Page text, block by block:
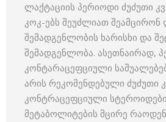
ლაქტაციის პერიოდი ძუძუთი
კოკ-ებს შეუძლიათ შეამცირონ
შემადგენლობის ხარისხი და
შემადგენლობა. ასეთნაირად,
კონტარაცეფციული
არის რეკომენდებული ძუძუთი
კონტრაცეფციული
მეტაბოლიტების მცირე